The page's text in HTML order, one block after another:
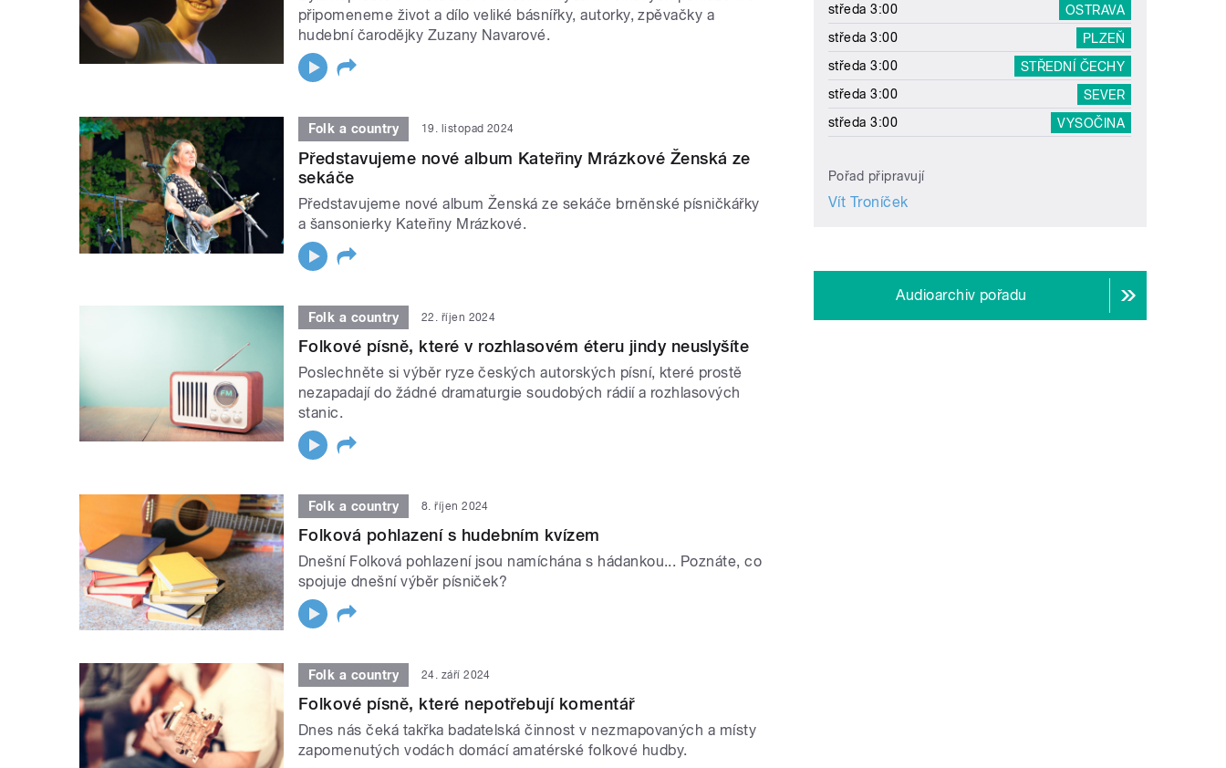
připomeneme život a dílo veliké básnířky, autorky, zpěvačky a
hudební čarodějky Zuzany Navarové.
Folk a country 19. listopad 2024
Představujeme nové album Kateřiny Mrázkové Ženská ze
sekáče
Představujeme nové album Ženská ze sekáče brněnské písničkářky
a šansonierky Kateřiny Mrázkové.
Folk a country 22. říjen 2024
Folkové písně, které v rozhlasovém éteru jindy neuslyšíte
Poslechněte si výběr ryze českých autorských písní, které prostě
nezapadají do žádné dramaturgie soudobých rádií a rozhlasových
stanic.
Folk a country 8. říjen 2024
Folková pohlazení s hudebním kvízem
Dnešní Folková pohlazení jsou namíchána s hádankou... Poznáte, co
spojuje dnešní výběr písniček?
Folk a country 24. září 2024
Folkové písně, které nepotřebují komentář
Dnes nás čeká takřka badatelská činnost v nezmapovaných a místy
zapomenutých vodách domácí amatérské folkové hudby.
středa 3:00
OSTRAVA
středa 3:00
PLZEŇ
středa 3:00
STŘEDNÍ ČECHY
středa 3:00
SEVER
středa 3:00
VYSOČINA
Pořad připravují
Vít Troníček
Audioarchiv pořadu